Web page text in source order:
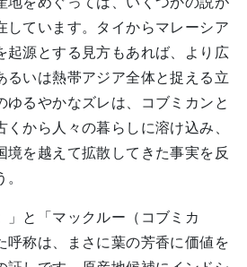
しています。タイからマレーシア
起源とする見方もあれば、より広
るいは熱帯アジア全体と捉える立
ゆるやかなズレは、コブミカンと
から人々の暮らしに溶け込み、
境を越えて拡散してきた事実を反
」と「マックルー（コブミカ
呼称は、まさに葉の芳香に価値を